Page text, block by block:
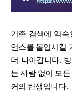
기존 검색에 익숙
언스를 몰입시킬
더 나아갑니다.
는 사람 없이 모
커의 탄생입니다.